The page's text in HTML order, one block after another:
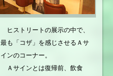
ヒストリートの展示の中で、
最も「コザ」を感じさせるＡサ
インのコーナー。
Ａサインとは復帰前、飲食